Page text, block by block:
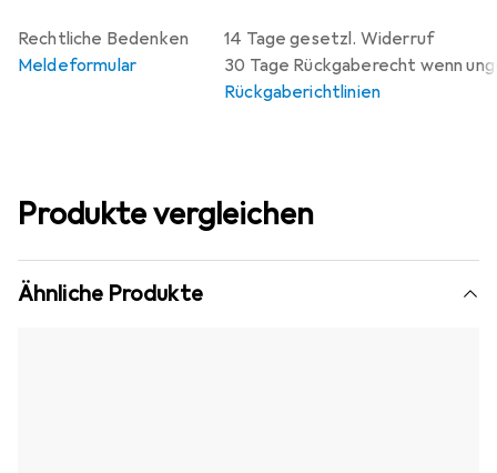
14 Tage gesetzl. Widerruf
30 Tage Rückgaberecht wenn
Rückgaberichtlinien
Rechtliche Bedenken
Meldeformular
Produkte vergleichen
Ähnliche Produkte